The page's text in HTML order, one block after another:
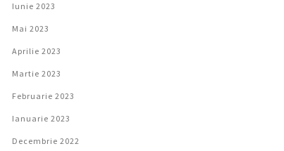
Iunie 2023
Mai 2023
Aprilie 2023
Martie 2023
Februarie 2023
Ianuarie 2023
Decembrie 2022